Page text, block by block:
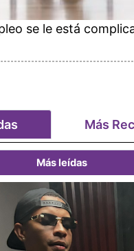
se le está
Más
Más leídas